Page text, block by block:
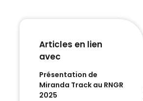
Articles en lien
avec
Présentation de
Miranda Track au RNGR
2025